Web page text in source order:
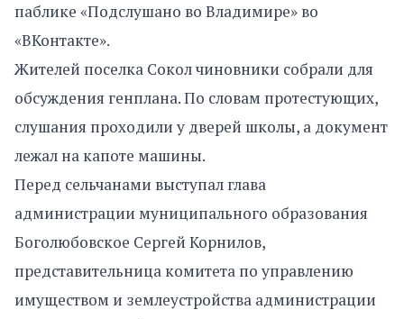
паблике «Подслушано во Владимире» во
«ВКонтакте».
Жителей поселка Сокол чиновники собрали для
обсуждения генплана. По словам протестующих,
слушания проходили у дверей школы, а документ
лежал на капоте машины.
Перед сельчанами выступал глава
администрации муниципального образования
Боголюбовское Сергей Корнилов,
представительница комитета по управлению
имуществом и землеустройства администрации